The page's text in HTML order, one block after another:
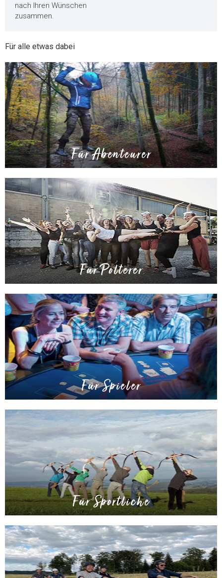
nach Ihren Wünschen
zusammen.
Für alle etwas dabei
Für Abenteurer
Für Polterer
Für Spieler
Für Sportliche